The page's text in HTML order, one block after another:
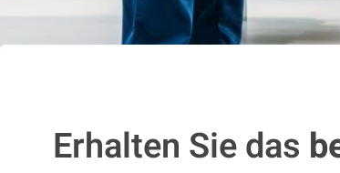
Erhalten Sie das